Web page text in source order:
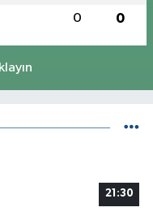
0 0
21:30